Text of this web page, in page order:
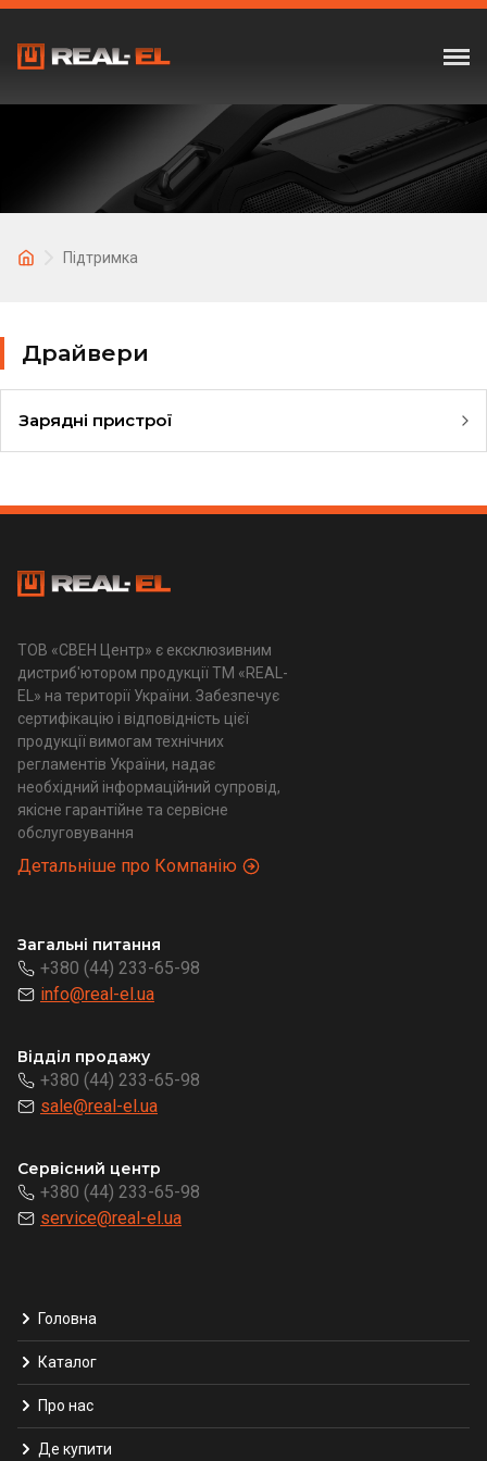
Підтримка
Драйвери
Зарядні пристрої
ТОВ «СВЕН Центр» є ексклюзивним
дистриб'ютором продукції ТМ «REAL-
EL» на території України. Забезпечує
сертифікацію і відповідність цієї
продукції вимогам технічних
регламентів України, надає
необхідний інформаційний супровід,
якісне гарантійне та сервісне
обслуговування
Детальніше про Компанію
Загальні питання
+380 (44) 233-65-98
info@real-el.ua
Відділ продажу
+380 (44) 233-65-98
sale@real-el.ua
Сервісний центр
+380 (44) 233-65-98
service@real-el.ua
Головна
Каталог
Про нас
Де купити